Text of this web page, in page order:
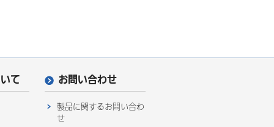
て お問い合わせ
製品に関するお問い合わ
せ